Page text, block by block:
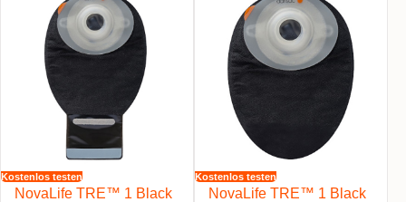
Kostenlos testen
NovaLife TRE™ 1 Black
Kostenlos testen
NovaLife TRE™ 1 Black